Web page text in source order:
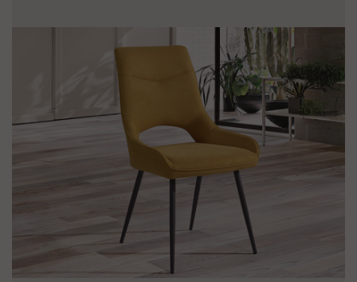
+
CANAPÉS ET FAUTEUILS
+
SÉJOURS, TABLES ET CHAISES
+
+
CHAMBRE ET LITERIE
NOS SERVICES